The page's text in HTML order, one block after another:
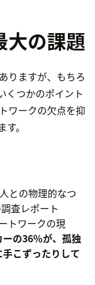
大の課題
りますが、もちろ
くつかのポイント
ワークの欠点を抑
。
との物理的なつ
査レポート
トワークの現
の36％が、孤独
こずったりして